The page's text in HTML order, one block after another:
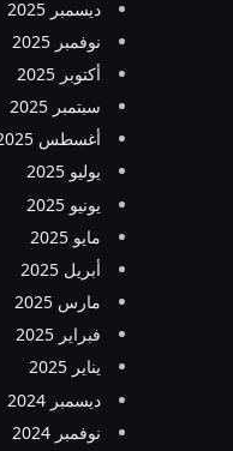
ديسمبر 2025
نوفمبر 2025
أكتوبر 2025
سبتمبر 2025
أغسطس 2025
يوليو 2025
يونيو 2025
مايو 2025
أبريل 2025
مارس 2025
فبراير 2025
يناير 2025
ديسمبر 2024
نوفمبر 2024